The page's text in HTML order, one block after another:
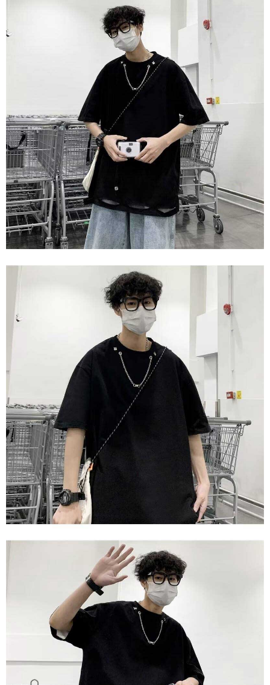
Untuk memenuhi hubungan kontrak yang terjalin melalui persetujuan
penggunaan OP Pay Later, peniaga akan memberikan maklumat peribadi
anda (termasuk nama, nombor telefon, atau alamat) kepada Syarikat bagi
tujuan pengumpulan, pemprosesan dan penggunaan data yang
diperlukan untuk pengebilan ansuran, termasuk pengesahan,
pengesahan semula dan pembetulan.
Untuk terma perkhidmatan penuh, sila rujuk pautan berikut:
https://oppay.tw/userRule
" target="_blank" class="link revert-
style">https://oppay.tw/userRule
【Panduan Penggunaan Pembayaran Ansuran Gogo】
1. Perkhidmatan ini disediakan oleh Taiwan Mobile, pengguna telefon
mudah alih boleh segera menggunakan tanpa perlu memohon lagi.
(Hanya untuk nombor langganan peribadi, tidak terbuka untuk syarikat
dan kad prabayar)
2. Pilihan kaedah pembayaran "Pembayaran Ansuran Gogo", selepas
pesanan ditubuhkan, akan secara automatik dialihkan ke proses
transaksi Gogo, selepas pengesahan nombor telefon, pilih bilangan
ansuran yang diingini, tarikh akhir pembayaran, dan setelah
mengesahkan pembayaran, transaksi akan selesai.
3. Jumlah kelulusan sebenar, bilangan ansuran dan jumlah bayaran
adalah berdasarkan halaman pengesahan transaksi seterusnya.
untuk mengesahkan transaksi atau jika tidak lulus semakan, pesanan
akan dibatalkan secara automatik. Jika terdapat situasi "pindah untuk
semakan khusus" yang tidak lulus, ini menunjukkan bahawa sistem
penilaian tidak mencukupi, tiada penjelasan mengenai kandungan
【Penerangan Kaedah Pembayaran】
1. Pembayaran ansuran tidak digabungkan dalam bil telekomunikasi,
"Pembayaran Ansuran Gogo" akan menghantar SMS peringatan
pembayaran selepas tarikh penyelesaian bulanan.
2. Melalui pautan SMS untuk membuka bil, anda boleh memilih untuk
membayar melalui "Kod bar kedai serbaneka / Kedai rasmi Taiwan
Mobile / Pemindahan bank / Pembayaran J街口 / iPASS MONEY" dan
saluran lain.
【Nota Penting】
1. Perkhidmatan ini disediakan oleh "Taiwan Mobile Co., Ltd." untuk
membolehkan pengguna membeli produk atau perkhidmatan melalui
perkhidmatan ini semasa transaksi, dan kedai akan menyerahkan hak
tuntutan harga jual/beli ansuran kepada syarikat ini untuk membayar bil
menggunakan bil syarikat ini.
2. Berdasarkan tujuan kontrak persetujuan pembayaran menggunakan
"Pembayaran Ansuran Gogo", kedai akan memberikan maklumat peribadi
anda (termasuk nama, telefon atau alamat) kepada Taiwan Mobile untuk
3. Sila baca syarat perkhidmatan pengguna secara lengkap melalui
pautan berikut: https://oppay.tw/userRule
pembeli, no. telefon, nama penerima, no. telefon, alamat penerima) untuk
penggunaan perkhidmatan. Sila rujuk kepada "Penyata Pengumpulan
Data Peribadi, Pemprosesan, Penggunaan"
) untuk maklumat lanjut.
Jumlah yang diperakui untuk pengguna kali pertama yang lulus
kelulusan boleh sehingga NT$10,000. Jika pengguna tidak membuat
pembayaran dalam tempoh tersebut, yuran pembayaran lewat sebanyak
20% setahun akan dikenakan. Pengguna bawah umur dikehendaki
mendapatkan kebenaran daripada ibu bapa atau penjaga yang sah
untuk menggunakan AFTEE.
Sila hubungi NP Taiwan Inc. dics_tw@netprotections.co.jpjika anda
mempunyai sebarang kebimbangan mengenai pemprosesan dan
penggunaan pada data peribadi. Jika anda tidak bersetuju dengan data
peribadi yang disenaraikan seperti di atas akan dikumpul dan digunakan
oleh AFTEE, sila jangan gunakan perkhidmatan ini.